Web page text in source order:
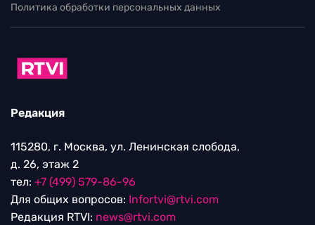
Политика обработки персональных данных
Редакция
115280, г. Москва, ул. Ленинская слобода,
д. 26, этаж 2
тел: +7 (499) 579-86-96
Для общих вопросов: Infortvi@rtvi.com
Редакция RTVI: news@rtvi.com